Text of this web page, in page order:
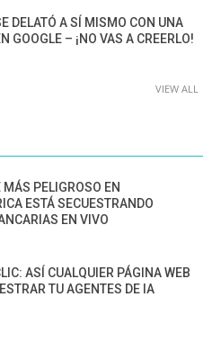
DELATÓ A SÍ MISMO CON UNA
GOOGLE – ¡NO VAS A CREERLO!
VIEW ALL
MÁS PELIGROSO EN
ESTÁ SECUESTRANDO
EN VIVO
ASÍ CUALQUIER PÁGINA WEB
TU AGENTES DE IA